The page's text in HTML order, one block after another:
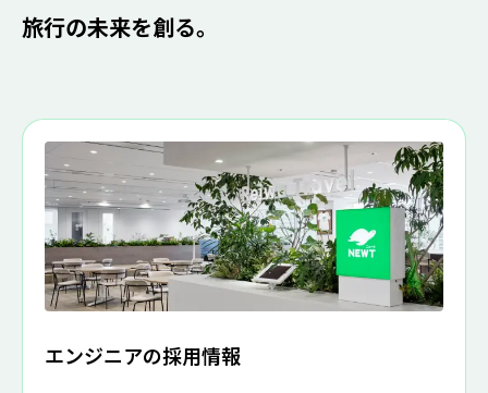
旅行の未来を創る。
エンジニアの採用情報